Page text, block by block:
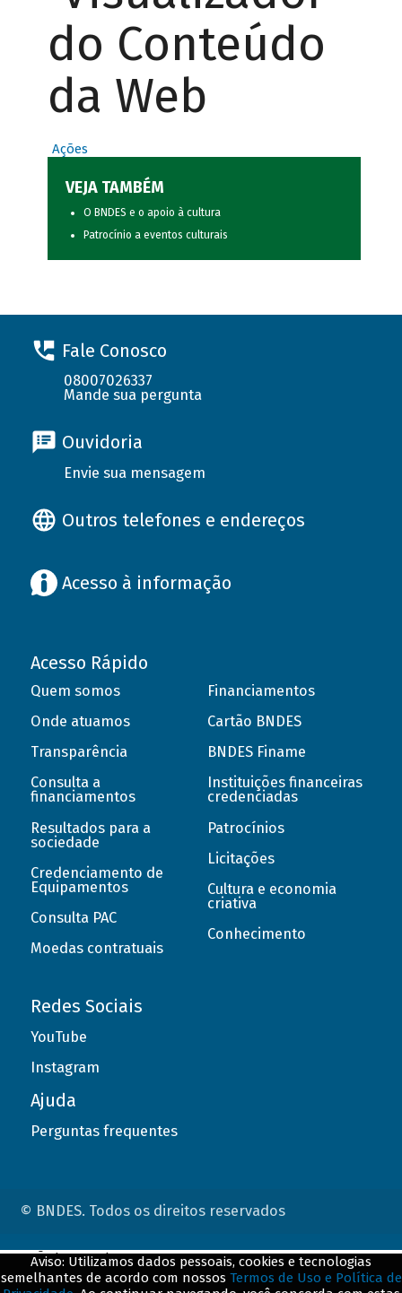
do Conteúdo
da Web
Ações
VEJA TAMBÉM
O BNDES e o apoio à cultura
Patrocínio a eventos culturais
Fale Conosco
08007026337
Mande sua pergunta
Ouvidoria
Envie sua mensagem
Outros telefones e endereços
Acesso à informação
Acesso Rápido
Quem somos
Onde atuamos
Transparência
Consulta a
financiamentos
Resultados para a
sociedade
Credenciamento de
Equipamentos
Consulta PAC
Moedas contratuais
Financiamentos
Cartão BNDES
BNDES Finame
Instituições financeiras
credenciadas
Patrocínios
Licitações
Cultura e economia
criativa
Conhecimento
Redes Sociais
YouTube
Instagram
Ajuda
Perguntas frequentes
© BNDES. Todos os direitos reservados
Aviso: Utilizamos dados pessoais, cookies e tecnologias
semelhantes de acordo com nossos Termos de Uso e Política de
ConteÃºdo complementar
${title}${badge}